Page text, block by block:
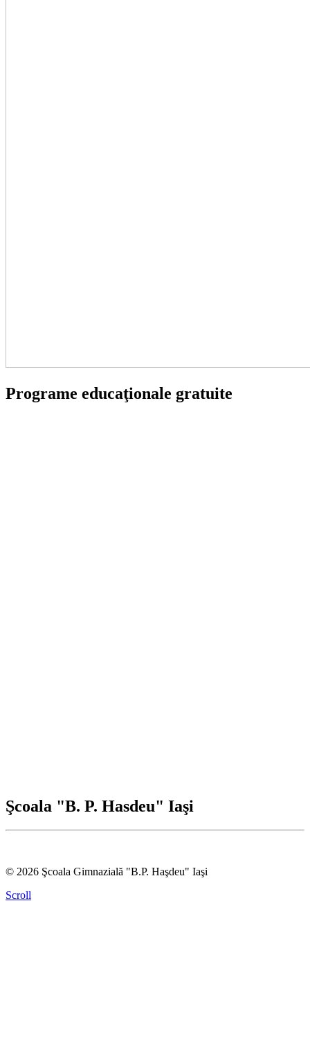
Programe educaţionale gratuite
Şcoala "B. P. Hasdeu" Iaşi
© 2026 Şcoala Gimnazială "B.P. Haşdeu" Iaşi
Scroll